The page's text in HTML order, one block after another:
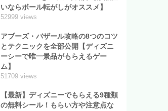
いならボール転がしがオススメ】
52999 views
アブーズ・バザール攻略の8つのコツ
とテクニックを全部公開【ディズニ
ーシーで唯一景品がもらえるゲー
ム】
51709 views
【最新】ディズニーでもらえる9種類
の無料シール！もらい方や注意点な